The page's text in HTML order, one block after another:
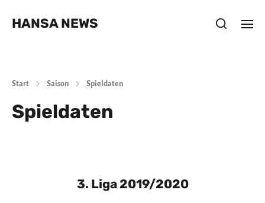
HANSA NEWS
Start Saison Spieldaten
Spieldaten
3. Liga 2019/2020